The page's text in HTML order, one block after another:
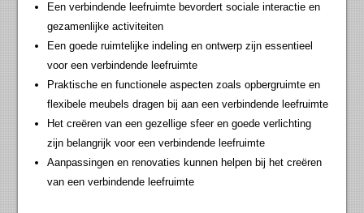
Een verbindende leefruimte bevordert sociale interactie en
gezamenlijke activiteiten
Een goede ruimtelijke indeling en ontwerp zijn essentieel
voor een verbindende leefruimte
Praktische en functionele aspecten zoals opbergruimte en
flexibele meubels dragen bij aan een verbindende leefruimte
Het creëren van een gezellige sfeer en goede verlichting
zijn belangrijk voor een verbindende leefruimte
Aanpassingen en renovaties kunnen helpen bij het creëren
van een verbindende leefruimte